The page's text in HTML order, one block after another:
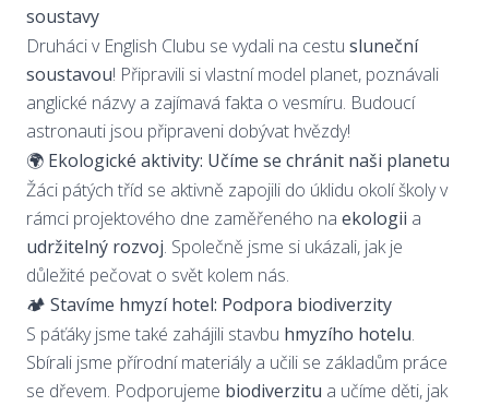
soustavy
Druháci v English Clubu se vydali na cestu sluneční
soustavou! Připravili si vlastní model planet, poznávali
anglické názvy a zajímavá fakta o vesmíru. Budoucí
astronauti jsou připraveni dobývat hvězdy!
🌍 Ekologické aktivity: Učíme se chránit naši planetu
Žáci pátých tříd se aktivně zapojili do úklidu okolí školy v
rámci projektového dne zaměřeného na ekologii a
udržitelný rozvoj. Společně jsme si ukázali, jak je
důležité pečovat o svět kolem nás.
🏕️ Stavíme hmyzí hotel: Podpora biodiverzity
S páťáky jsme také zahájili stavbu hmyzího hotelu.
Sbírali jsme přírodní materiály a učili se základům práce
se dřevem. Podporujeme biodiverzitu a učíme děti, jak